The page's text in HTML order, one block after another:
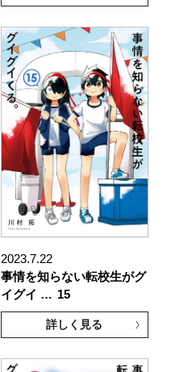
2023.7.22
事情を知らない転校生がグ
イグイ … 15
詳しく見る